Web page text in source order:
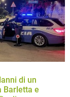
di un
Barletta e